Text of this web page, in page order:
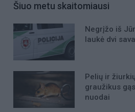
Šiuo metu skaitomiausi
Negrįžo iš
laukė dvi
Pelių ir
graužikus
nuodai